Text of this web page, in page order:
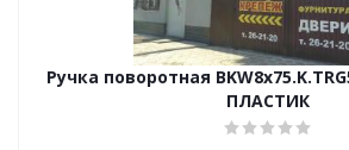
Ручка поворотная
ПЛАСТИК